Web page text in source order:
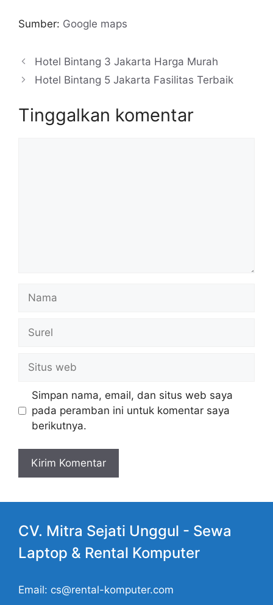
Sumber: Google maps
Hotel Bintang 3 Jakarta Harga Murah
Hotel Bintang 5 Jakarta Fasilitas Terbaik
Tinggalkan komentar
web
Simpan nama, email, dan situs web saya
pada peramban ini untuk komentar saya
berikutnya.
CV. Mitra Sejati Unggul - Sewa
Laptop & Rental Komputer
Email: cs@rental-komputer.com